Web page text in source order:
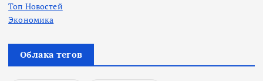
Топ Новостей
Экономика
Облака тегов